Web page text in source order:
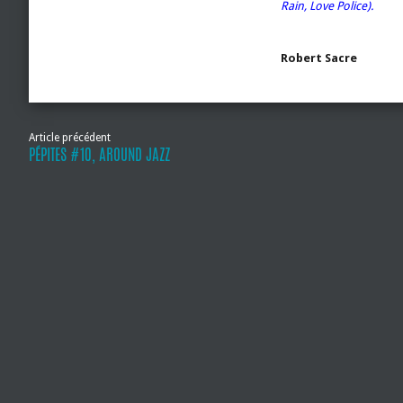
Rain, Love Police).
Robert Sacre
Article précédent
PÉPITES #10, AROUND JAZZ